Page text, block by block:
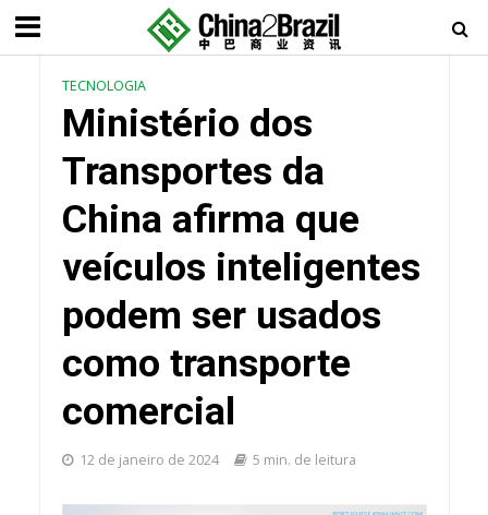
TECNOLOGIA
Ministério dos
Transportes da
China afirma que
veículos inteligentes
podem ser usados
como transporte
comercial
12 de janeiro de 2024 5 min. de leitura